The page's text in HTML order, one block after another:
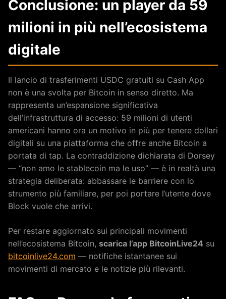
Conclusione: un player da 59
milioni in più nell’ecosistema
digitale
Il lancio di trasferimenti USDC gratuiti su Cash App
non è una svolta per Bitcoin in senso diretto. Ma
rappresenta un’espansione significativa
dell’infrastruttura di accesso: 59 milioni di utenti
americani hanno ora un motivo in più per tenere dollari
digitali su una piattaforma che offre anche Bitcoin a
portata di tap. La contraddizione dichiarata di Dorsey
— “non amo le stablecoin ma le uso” — è in realtà una
strategia deliberata: abbassare le barriere con lo
strumento più familiare, per poi portare l’utente dove
Block vuole che arrivi.
Per restare aggiornato sui principali movimenti
nell’ecosistema Bitcoin, scarica l’app BitcoinLive24 su
bitcoinlive24.com — notifiche istantanee sui
movimenti di mercato e le notizie più rilevanti.